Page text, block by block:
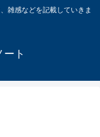
雑感などを記載していきま
ト